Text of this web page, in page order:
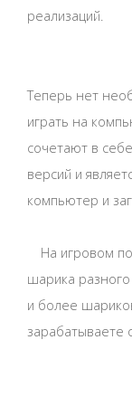
реализаций.
Теперь нет
играть на
сочетают в
версий и
компьютер и
На игровом
шарика
и более
зарабатываете